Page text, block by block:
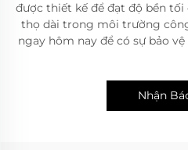
được thiết kế để đạt độ bền
thọ dài trong môi trường
ngay hôm nay để có sự bảo
Nhận